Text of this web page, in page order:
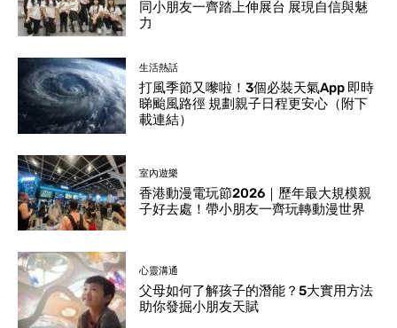
同小朋友一齊踏上伸展台 展現自信與魅
力
生活熱話
打風季節又嚟啦！3個必裝天氣App 即時
睇颱風路徑 規劃親子日程更安心（附下
載連結）
室內遊樂
香港動漫電玩節2026｜歷年最大規模親
子好去處！帶小朋友一齊玩轉動漫世界
心靈溝通
父母如何了解孩子的潛能？5大實用方法
助你發掘小朋友天賦